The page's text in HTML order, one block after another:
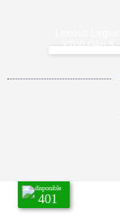
disponible
401